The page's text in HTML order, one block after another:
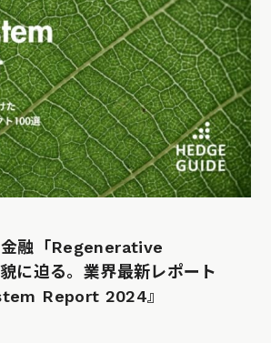
融「Regenerative
に迫る。業界最新レポート
Report 2024』